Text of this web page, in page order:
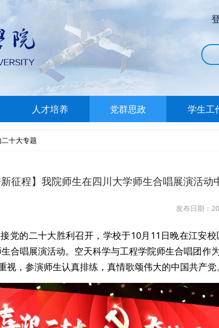
人才培养 党群思政 学生工
十大专题
新征程】我院师生在四川大学师生合唱展演活动
发布日期